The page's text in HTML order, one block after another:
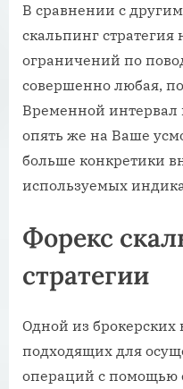
В сравнении с
скальпинг стратегия
ограничений по
совершенно любая,
Временной
опять же на Ваше
больше конкретики
используемых
Форекс
стратегии
Одной из
подходящих для
операций с помощью